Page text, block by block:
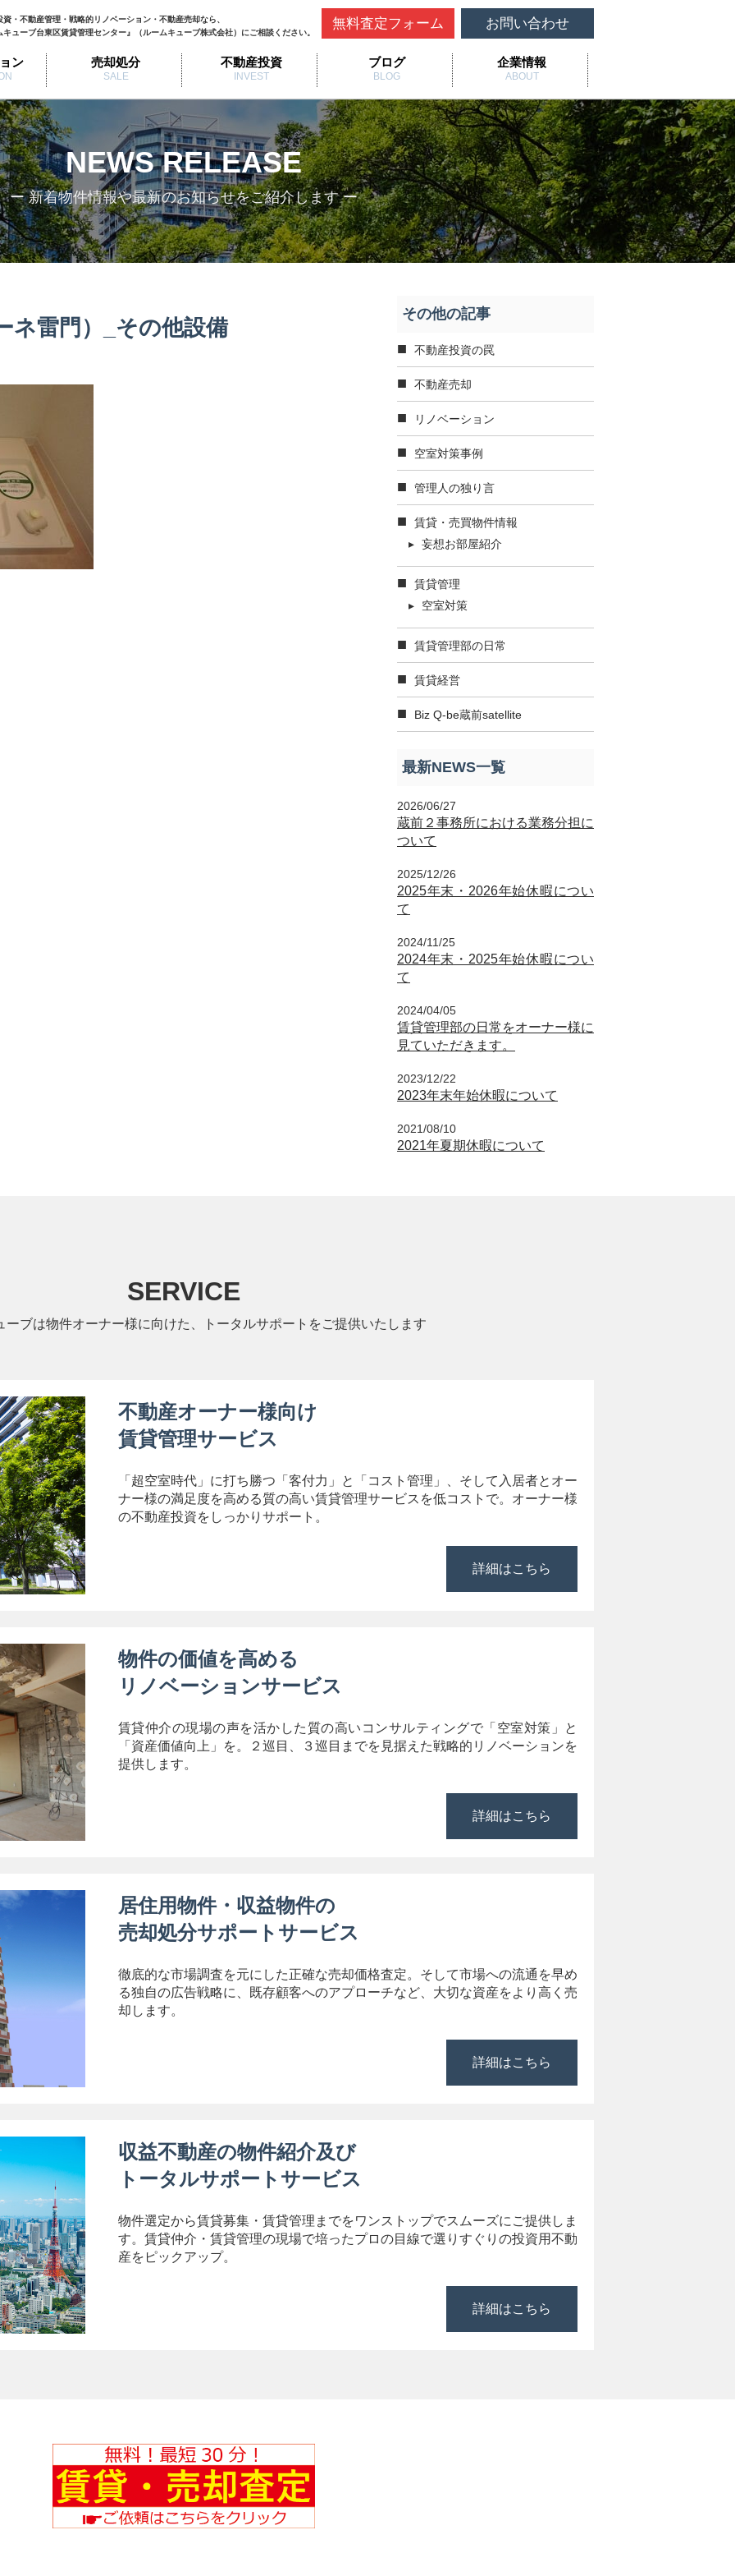
資・不動産管理・戦略的リノベーション・不動産売却なら、
キューブ台東区賃貸管理センター』（ルームキューブ株式会社）にご相談ください。
ン 売却処分
SALE
不動産投資
INVEST
ブログ
BLOG
企業情報
ABOUT
無料査定フォーム お問い合わせ
NEWS RELEASE
ー 新着物件情報や最新のお知らせをご紹介します ー
ネ雷門）_その他設備
その他の記事
不動産投資の罠
不動産売却
リノベーション
空室対策事例
管理人の独り言
賃貸・売買物件情報
妄想お部屋紹介
賃貸管理
空室対策
賃貸管理部の日常
賃貸経営
Biz Q-be蔵前satellite
最新NEWS一覧
2026/06/27
蔵前２事務所における業務分担に
ついて
2025/12/26
2025年末・2026年始休暇につい
て
2024/11/25
2024年末・2025年始休暇につい
て
2024/04/05
賃貸管理部の日常をオーナー様に
見ていただきます。
2023/12/22
2023年末年始休暇について
2021/08/10
2021年夏期休暇について
SERVICE
ーブは物件オーナー様に向けた、トータルサポートをご提供いたします
不動産オーナー様向け
賃貸管理サービス
「超空室時代」に打ち勝つ「客付力」と「コスト管理」、そして入居者とオー
ナー様の満足度を高める質の高い賃貸管理サービスを低コストで。オーナー様
の不動産投資をしっかりサポート。
詳細はこちら
物件の価値を高める
リノベーションサービス
賃貸仲介の現場の声を活かした質の高いコンサルティングで「空室対策」と
「資産価値向上」を。２巡目、３巡目までを見据えた戦略的リノベーションを
提供します。
詳細はこちら
居住用物件・収益物件の
売却処分サポートサービス
徹底的な市場調査を元にした正確な売却価格査定。そして市場への流通を早め
る独自の広告戦略に、既存顧客へのアプローチなど、大切な資産をより高く売
却します。
詳細はこちら
収益不動産の物件紹介及び
トータルサポートサービス
物件選定から賃貸募集・賃貸管理までをワンストップでスムーズにご提供しま
す。賃貸仲介・賃貸管理の現場で培ったプロの目線で選りすぐりの投資用不動
産をピックアップ。
詳細はこちら